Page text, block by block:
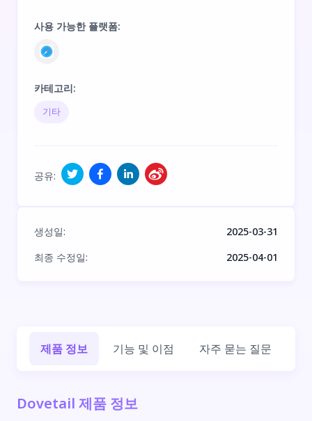
사용 가능한 플랫폼:
카테고리:
기타
공유:
생성일:
2025-03-31
최종 수정일: 2025-04-01
제품 정보 기능 및 이점 자주 묻는 질문
Dovetail 제품 정보